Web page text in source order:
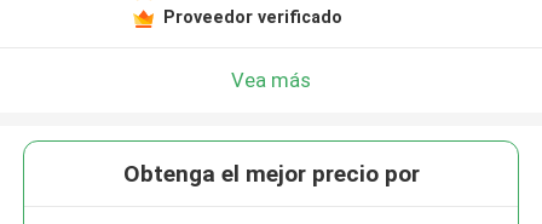
Proveedor verificado
Vea más
Obtenga el mejor precio por